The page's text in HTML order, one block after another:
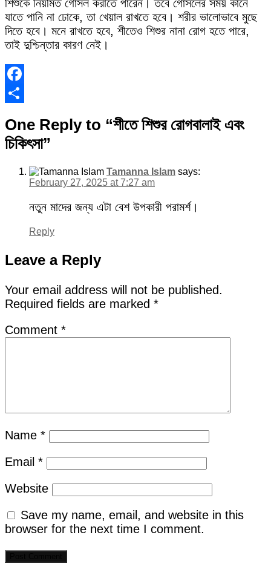
শিশুকে নিয়মিত গোসল করাতে পারেন। তবে গোসলের সময় কানে
যাতে পানি না ঢোকে, তা খেয়াল রাখতে হবে। শরীর ভালোভাবে মুছে
দিতে হবে। মনে রাখতে হবে, শীতেও শিশুর নানা রোগ হতে পারে,
তাই দুশ্চিন্তার কারণ নেই।
Facebook
One Reply to “শীতে শিশুর রোগবালাই এবং
চিকিৎসা”
Tamanna Islam says:
February 27, 2025 at 7:27 am
নতুন মাদের জন্য এটা বেশ উপকারী পরামর্শ।
Reply
Leave a Reply
Your email address will not be published.
Required fields are marked *
Comment *
Name *
Email *
Website
Save my name, email, and website in this
browser for the next time I comment.